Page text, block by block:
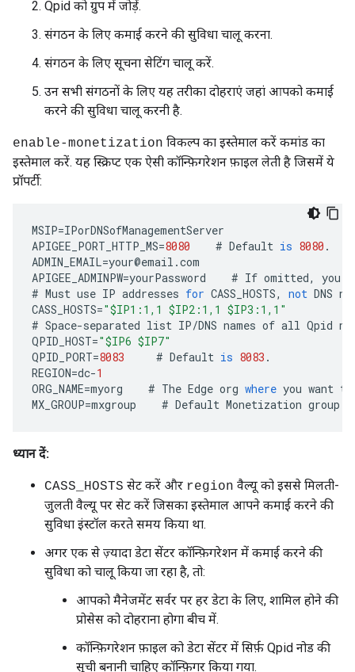
Qpid को ग्रुप में जोड़ें.
संगठन के लिए कमाई करने की सुविधा चालू करना.
संगठन के लिए सूचना सेटिंग चालू करें.
उन सभी संगठनों के लिए यह तरीका दोहराएं जहां आपको कमाई
करने की सुविधा चालू करनी है.
enable-monetization विकल्प का इस्तेमाल करें कमांड का
इस्तेमाल करें. यह स्क्रिप्ट एक ऐसी कॉन्फ़िगरेशन फ़ाइल लेती है जिसमें ये
प्रॉपर्टी:
MSIP=IPorDNSofManagementServer
APIGEE_PORT_HTTP_MS=8080 # Default is 8080 .
ADMIN_EMAIL=your@email .com
APIGEE_ADMINPW=yourPassword # If omitted, you
# Must use IP addresses for CASS_HOSTS, not DNS
CASS_HOSTS="$IP1:1,1 $IP2:1,1 $IP3:1,1"
# Space-separated list IP/DNS names of all Qpid
QPID_HOST="$IP6 $IP7"
QPID_PORT=8083 # Default is 8083 .
REGION=dc-1
ORG_NAME=myorg # The Edge org where you want to
MX_GROUP=mxgroup # Default Monetization group
ध्यान दें:
CASS_HOSTS सेट करें और region वैल्यू को इससे मिलती-
जुलती वैल्यू पर सेट करें जिसका इस्तेमाल आपने कमाई करने की
सुविधा इंस्टॉल करते समय किया था.
अगर एक से ज़्यादा डेटा सेंटर कॉन्फ़िगरेशन में कमाई करने की
सुविधा को चालू किया जा रहा है, तो:
आपको मैनेजमेंट सर्वर पर हर डेटा के लिए, शामिल होने की
प्रोसेस को दोहराना होगा बीच में.
कॉन्फ़िगरेशन फ़ाइल को डेटा सेंटर में सिर्फ़ Qpid नोड की
सूची बनानी चाहिए कॉन्फ़िगर किया गया.